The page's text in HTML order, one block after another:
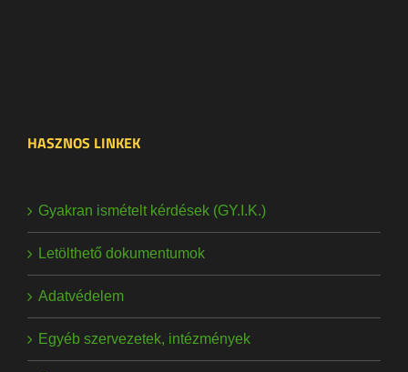
HASZNOS LINKEK
Gyakran ismételt kérdések (GY.I.K.)
Letölthető dokumentumok
Adatvédelem
Egyéb szervezetek, intézmények